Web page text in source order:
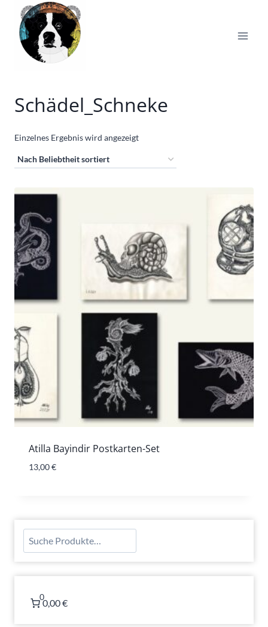
Inhalt
springen
Schädel_Schneke
Einzelnes Ergebnis wird angezeigt
Atilla Bayindir Postkarten-Set
13,00€
Suchen
0
0,00 €